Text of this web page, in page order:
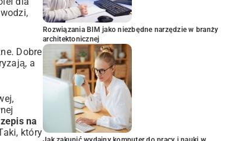
Dobre
a
na
który
Rozwiązania BIM jako niezbędne narzędzie w branży
architektonicznej